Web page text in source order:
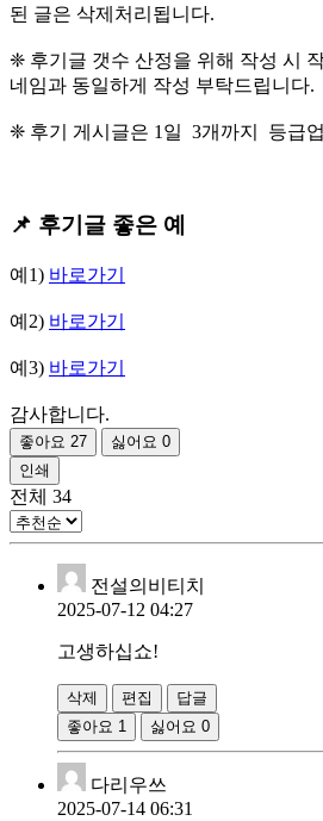
된 글은 삭제처리됩니다.
❈ 후기글 갯수 산정을 위해 작성 시
네임과 동일하게 작성 부탁드립니다.
❈ 후기 게시글은 1일 3개까지 등급
📌 후기글 좋은 예
예1) 바로가기
예2) 바로가기
예3) 바로가기
감사합니다.
좋아요 27 싫어요 0
인쇄
전체 34
전설의비티치
2025-07-12 04:27
고생하십쇼!
삭제 편집
답글
좋아요 1 싫어요 0
다리우쓰
2025-07-14 06:31